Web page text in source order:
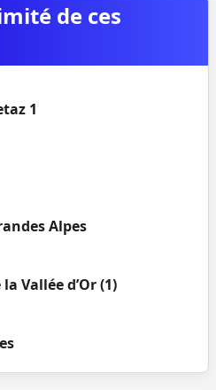
de ces
1
Alpes
Vallée d’Or (1)